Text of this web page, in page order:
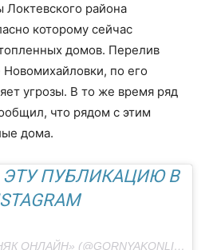
Локтевского района
которому сейчас
домов. Перелив
Новомихайловки, по его
угрозы. В то же время ряд
что рядом с этим
дома.
ПУБЛИКАЦИЮ В
ПУБЛИКАЦИЯ ОТ «ГОРНЯК ОНЛАЙН» (@GORNYAKONLINE)